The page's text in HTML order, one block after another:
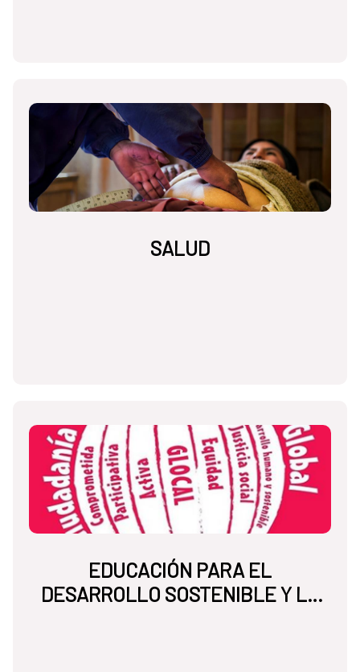
SALUD
EDUCACIÓN PARA EL
DESARROLLO SOSTENIBLE Y LA